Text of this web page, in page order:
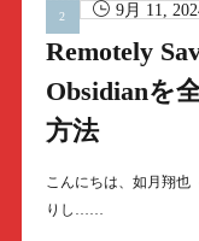
9月 11,
Remotely
Obsidianを
方法
こんにちは、如月翔也
りし……